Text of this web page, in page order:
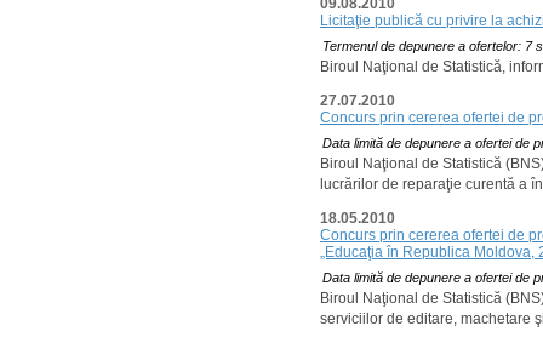
09.08.2010
Licitaţie publică cu privire la
Termenul de depunere a ofertelor: 7
Biroul Naţional de Statistică,
27.07.2010
Concurs prin cererea ofertei de
Data limită de depunere a ofertei de
Biroul Naţional de Statistică
lucrărilor de reparaţie curentă a
18.05.2010
Concurs prin cererea ofertei de
„Educaţia în Republica Moldova,
Data limită de depunere a ofertei de
Biroul Naţional de Statistică
serviciilor de editare, machetare